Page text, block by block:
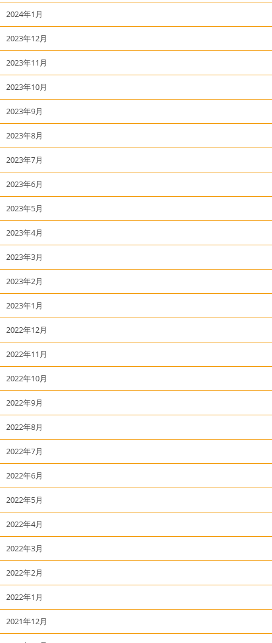
2024年1月
2023年12月
2023年11月
2023年10月
2023年9月
2023年8月
2023年7月
2023年6月
2023年5月
2023年4月
2023年3月
2023年2月
2023年1月
2022年12月
2022年11月
2022年10月
2022年9月
2022年8月
2022年7月
2022年6月
2022年5月
2022年4月
2022年3月
2022年2月
2022年1月
2021年12月